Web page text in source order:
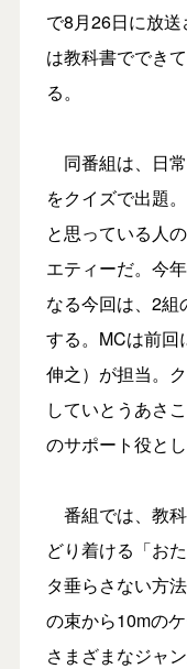
で8月26日に放
は教科書ででき
る。
同番組は、日
をクイズで出題
と思っている人
エティーだ。今
なる今回は、2
する。MCは前回
伸之）が担当。
していとうあさ
のサポート役とし
番組では、教
どり着ける「お
タ垂らさない方
の束から10mの
さまざまなジャ